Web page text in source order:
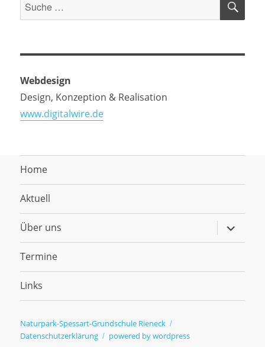
nach:
Webdesign
Design, Konzeption & Realisation
www.digitalwire.de
Home
Aktuell
Über uns anzeigen
Termine
Links
Naturpark-Spessart-Grundschule Rieneck
Datenschutzerklärung